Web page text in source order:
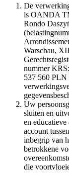
De
is OANDA
Rondo
Warschau,
nummer
537 560 PLN
Uw
sluiten en
en
account
inbegrip van
betrokkene
die